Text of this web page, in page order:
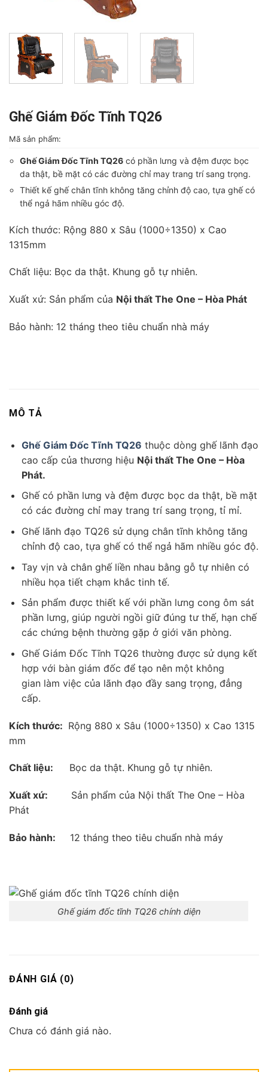
Ghế Giám Đốc Tĩnh TQ26
Mã sản phẩm:
Ghế Giám Đốc Tĩnh TQ26 có phần lưng và đệm được bọc
da thật, bề mặt có các đường chỉ may trang trí sang trọng.
Thiết kế ghế chân tĩnh không tăng chỉnh độ cao, tựa ghế có
thể ngả hãm nhiều góc độ.
Kích thước: Rộng 880 x Sâu (1000÷1350) x Cao
1315mm
Chất liệu: Bọc da thật. Khung gỗ tự nhiên.
Xuất xứ: Sản phẩm của Nội thất The One – Hòa Phát
Bảo hành: 12 tháng theo tiêu chuẩn nhà máy
MÔ TẢ
Ghế Giám Đốc Tĩnh TQ26 thuộc dòng ghế lãnh đạo
cao cấp của thương hiệu Nội thất The One – Hòa
Phát.
Ghế có phần lưng và đệm được bọc da thật, bề mặt
có các đường chỉ may trang trí sang trọng, tỉ mỉ.
Ghế lãnh đạo TQ26 sử dụng chân tĩnh không tăng
chỉnh độ cao, tựa ghế có thể ngả hãm nhiều góc độ.
Tay vịn và chân ghế liền nhau bằng gỗ tự nhiên có
nhiều họa tiết chạm khắc tinh tế.
Sản phẩm được thiết kế với phần lưng cong ôm sát
phần lưng, giúp người ngồi giữ đúng tư thế, hạn chế
các chứng bệnh thường gặp ở giới văn phòng.
Ghế Giám Đốc Tĩnh TQ26 thường được sử dụng kết
hợp với bàn giám đốc để tạo nên một không
gian làm việc của lãnh đạo đầy sang trọng, đẳng
cấp.
Kích thước: Rộng 880 x Sâu (1000÷1350) x Cao 1315
mm
Chất liệu: Bọc da thật. Khung gỗ tự nhiên.
Xuất xứ:
Sản phẩm của Nội thất The One – Hòa
Phát
Bảo hành: 12 tháng theo tiêu chuẩn nhà máy
Ghế giám đốc tĩnh TQ26 chính diện
ĐÁNH GIÁ (0)
Đánh giá
Chưa có đánh giá nào.